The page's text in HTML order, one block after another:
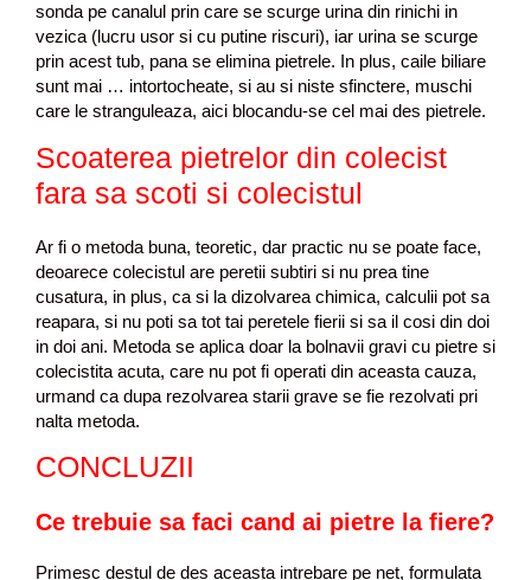
sonda pe canalul prin care se scurge urina din rinichi in
vezica (lucru usor si cu putine riscuri), iar urina se scurge
prin acest tub, pana se elimina pietrele. In plus, caile biliare
sunt mai … intortocheate, si au si niste sfinctere, muschi
care le stranguleaza, aici blocandu-se cel mai des pietrele.
Scoaterea pietrelor din colecist
fara sa scoti si colecistul
Ar fi o metoda buna, teoretic, dar practic nu se poate face,
deoarece colecistul are peretii subtiri si nu prea tine
cusatura, in plus, ca si la dizolvarea chimica, calculii pot sa
reapara, si nu poti sa tot tai peretele fierii si sa il cosi din doi
in doi ani. Metoda se aplica doar la bolnavii gravi cu pietre si
colecistita acuta, care nu pot fi operati din aceasta cauza,
urmand ca dupa rezolvarea starii grave se fie rezolvati pri
nalta metoda.
CONCLUZII
Ce trebuie sa faci cand ai pietre la fiere?
Primesc destul de des aceasta intrebare pe net, formulata